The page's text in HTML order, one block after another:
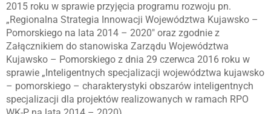
2015 roku w sprawie przyjęcia programu rozwoju pn.
„Regionalna Strategia Innowacji Województwa Kujawsko –
Pomorskiego na lata 2014 – 2020″ oraz zgodnie z
Załącznikiem do stanowiska Zarządu Województwa
Kujawsko – Pomorskiego z dnia 29 czerwca 2016 roku w
sprawie „Inteligentnych specjalizacji województwa kujawsko
– pomorskiego – charakterystyki obszarów inteligentnych
specjalizacji dla projektów realizowanych w ramach RPO